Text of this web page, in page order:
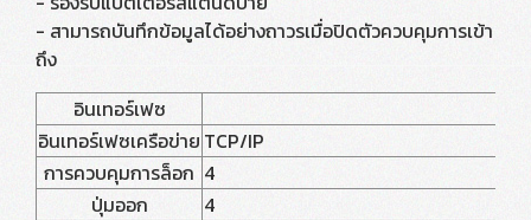
- สามารถบันทึกข้อมูลได้อย่างถาวรเมื่อปิดตัวควบคุมการเข้า
ถึง
อินเทอร์เฟซ
อินเทอร์เฟซเครือข่าย TCP/IP
การควบคุมการล็อก 4
ปุ่มออก
4